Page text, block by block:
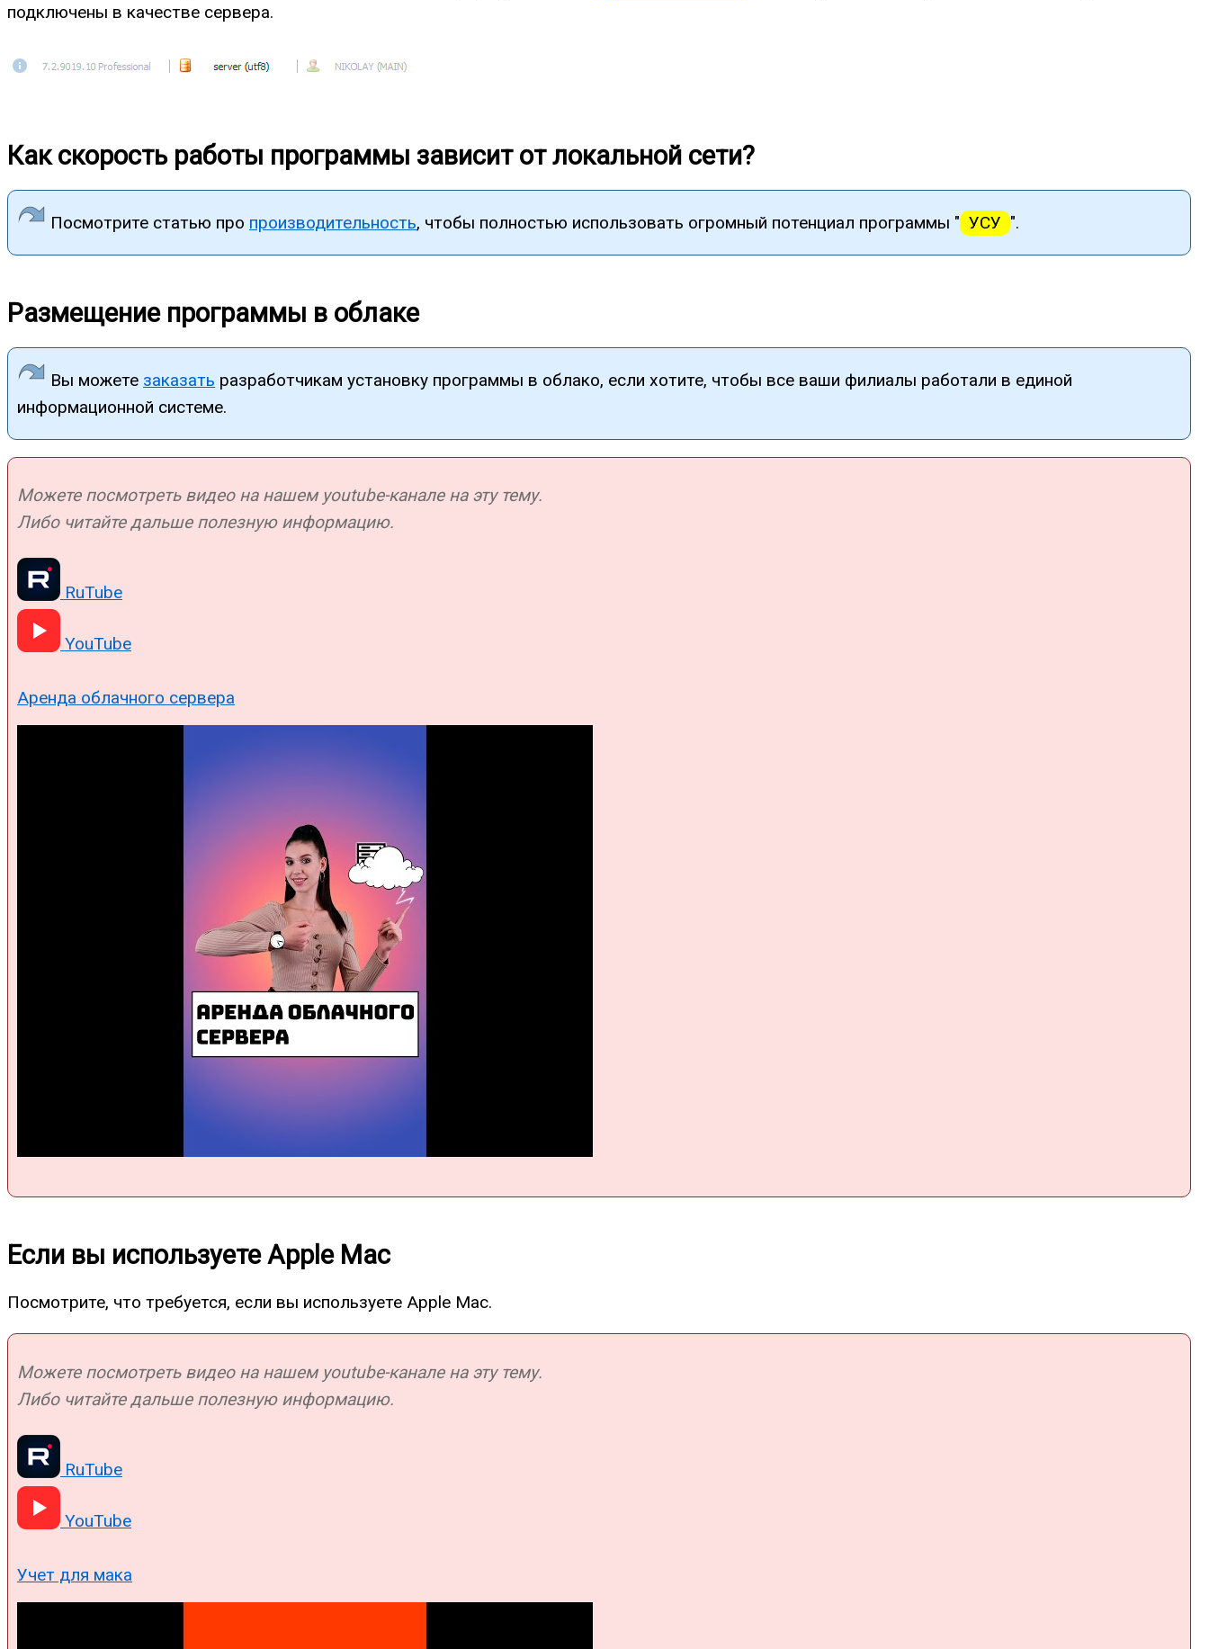
подключены в качестве сервера.
Как скорость работы программы зависит от локальной сети?
Посмотрите статью про производительность, чтобы полностью использовать огромный потенциал программы " УСУ ".
Размещение программы в облаке
Вы можете заказать разработчикам установку программы в облако, если хотите, чтобы все ваши филиалы работали в единой
информационной системе.
Можете посмотреть видео на нашем youtube-канале на эту тему.
Либо читайте дальше полезную информацию.
RuTube
YouTube
Аренда облачного сервера
Если вы используете Apple Mac
Посмотрите, что требуется, если вы используете Apple Mac.
Можете посмотреть видео на нашем youtube-канале на эту тему.
Либо читайте дальше полезную информацию.
RuTube
YouTube
Учет для мака